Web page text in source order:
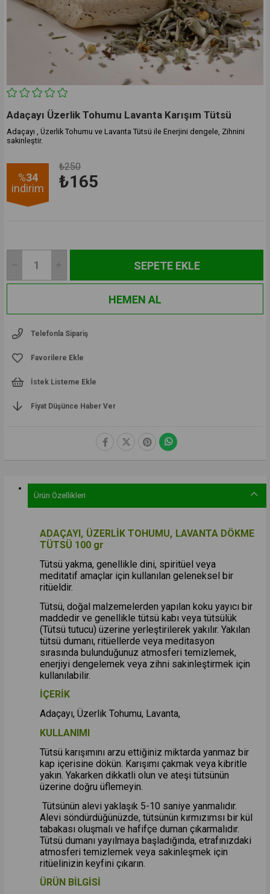
Adaçayı Üzerlik Tohumu Lavanta Karışım Tütsü
Adaçayı , Üzerlik Tohumu ve Lavanta Tütsü ile Enerjini dengele, Zihnini
sakinleştir.
%34
i̇ndirim
₺250
₺165
Telefonla Sipariş
Favorilere Ekle
İstek Listeme Ekle
Fiyat Düşünce Haber Ver
Ürün Özellikleri
ADAÇAYI, ÜZERLİK TOHUMU, LAVANTA DÖKME
TÜTSÜ 100 gr
Tütsü yakma, genellikle dini, spiritüel veya
meditatif amaçlar için kullanılan geleneksel bir
ritüeldir.
Tütsü, doğal malzemelerden yapılan koku yayıcı bir
maddedir ve genellikle tütsü kabı veya tütsülük
(Tütsü tutucu) üzerine yerleştirilerek yakılır. Yakılan
tütsü dumanı, ritüellerde veya meditasyon
sırasında bulunduğunuz atmosferi temizlemek,
enerjiyi dengelemek veya zihni sakinleştirmek için
kullanılabilir.
İÇERİK
Adaçayı, Üzerlik Tohumu, Lavanta,
KULLANIMI
Tütsü karışımını arzu ettiğiniz miktarda yanmaz bir
kap içerisine dökün. Karışımı çakmak veya kibritle
yakın. Yakarken dikkatli olun ve ateşi tütsünün
üzerine doğru üflemeyin.
Tütsünün alevi yaklaşık 5-10 saniye yanmalıdır.
Alevi söndürdüğünüzde, tütsünün kırmızımsı bir kül
tabakası oluşmalı ve hafifçe duman çıkarmalıdır.
Tütsü dumanı yayılmaya başladığında, etrafınızdaki
atmosferi temizlemek veya sakinleşmek için
ritüelinizin keyfini çıkarın.
ÜRÜN BİLGİSİ